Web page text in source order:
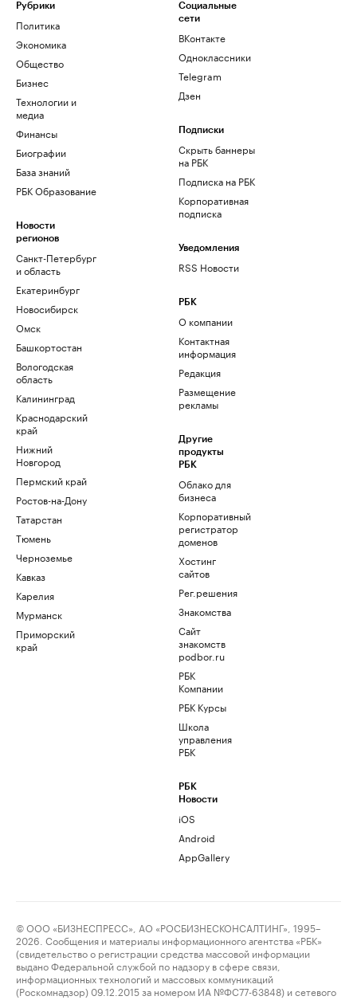
Рубрики
Политика
Экономика
Общество
Бизнес
Технологии и
медиа
Финансы
Биографии
База знаний
РБК Образование
Новости
регионов
Санкт-Петербург
и область
Екатеринбург
Новосибирск
Омск
Башкортостан
Вологодская
область
Калининград
Краснодарский
край
Нижний
Новгород
Пермский край
Ростов-на-Дону
Татарстан
Тюмень
Черноземье
Кавказ
Карелия
Мурманск
Приморский
край
Социальные
сети
ВКонтакте
Одноклассники
Telegram
Дзен
Подписки
Скрыть баннеры
на РБК
Подписка на РБК
Корпоративная
подписка
Уведомления
RSS Новости
РБК
О компании
Контактная
информация
Редакция
Размещение
рекламы
Другие
продукты
РБК
Облако для
бизнеса
Корпоративный
регистратор
доменов
Хостинг
сайтов
Рег.решения
Знакомства
Сайт
знакомств
podbor.ru
РБК
Компании
РБК Курсы
Школа
управления
РБК
РБК
Новости
iOS
Android
AppGallery
© ООО «БИЗНЕСПРЕСС», АО «РОСБИЗНЕСКОНСАЛТИНГ», 1995–
2026. Сообщения и материалы информационного агентства «РБК»
(свидетельство о регистрации средства массовой информации
выдано Федеральной службой по надзору в сфере связи,
информационных технологий и массовых коммуникаций
(Роскомнадзор) 09.12.2015 за номером ИА №ФС77-63848) и сетевого